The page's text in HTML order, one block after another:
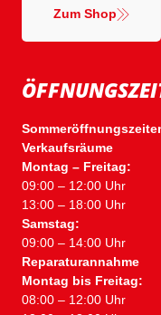
Verkaufsräume
Montag – Freitag:
09:00 – 12:00 Uhr
13:00 – 18:00 Uhr
Samstag:
09:00 – 14:00 Uhr
Reparaturannahme
Montag bis Freitag:
08:00 – 12:00 Uhr
Zum Shop